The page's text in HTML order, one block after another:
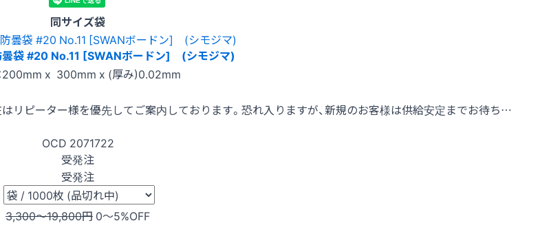
同サイズ袋
曇袋 #20 No.11 [SWANボードン] (シモジマ)
200mm x 300mm x (厚み)0.02mm
リピーター様を優先してご案内しております。恐れ入りますが、新規のお客様は供給安定までお待ち…
OCD 2071722
受発注
受発注
3,300〜19,800円 0〜5%OFF